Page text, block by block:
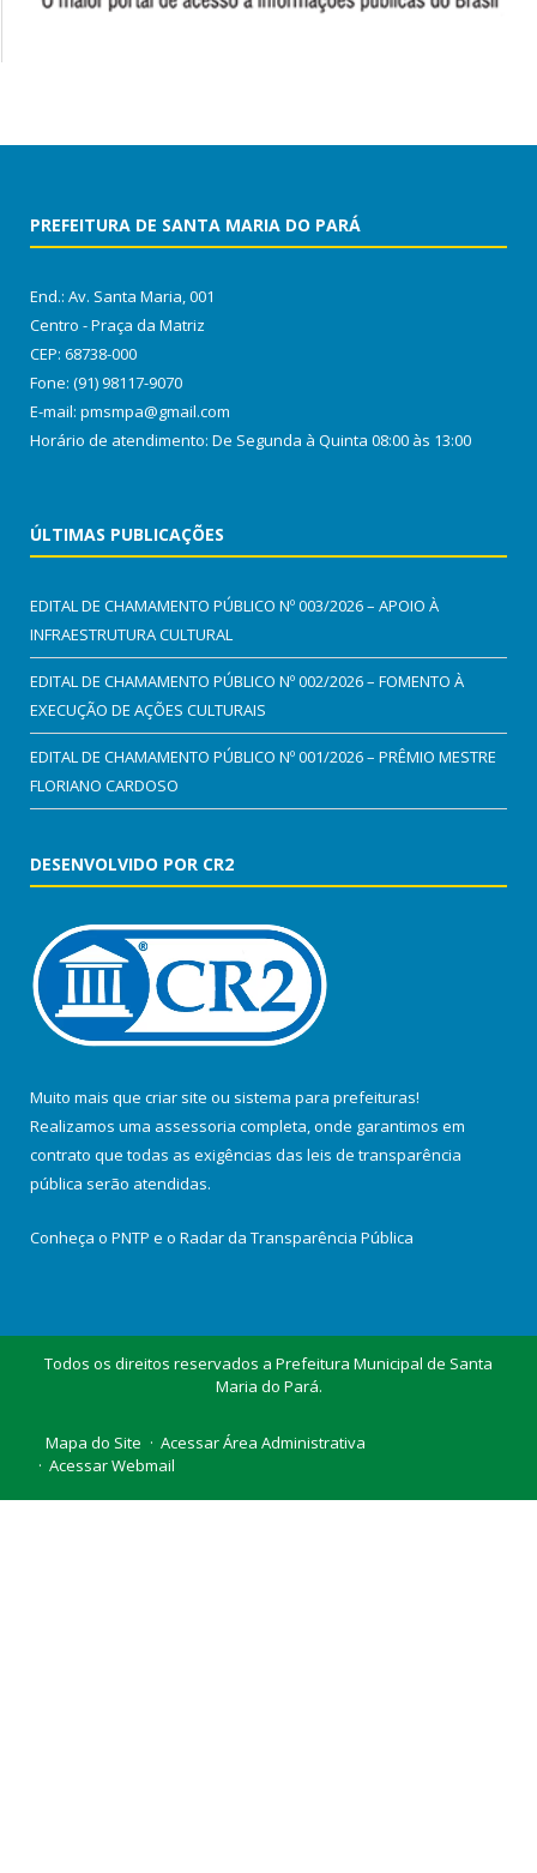
PREFEITURA DE SANTA MARIA DO PARÁ
End.: Av. Santa Maria, 001
Centro - Praça da Matriz
CEP: 68738-000
Fone: (91) 98117-9070
E-mail: pmsmpa@gmail.com
Horário de atendimento: De Segunda à Quinta 08:00 às 13:00
ÚLTIMAS PUBLICAÇÕES
EDITAL DE CHAMAMENTO PÚBLICO Nº 003/2026 – APOIO À
INFRAESTRUTURA CULTURAL
EDITAL DE CHAMAMENTO PÚBLICO Nº 002/2026 – FOMENTO À
EXECUÇÃO DE AÇÕES CULTURAIS
EDITAL DE CHAMAMENTO PÚBLICO Nº 001/2026 – PRÊMIO MESTRE
FLORIANO CARDOSO
DESENVOLVIDO POR CR2
Muito mais que criar site ou sistema para prefeituras!
Realizamos uma assessoria completa, onde garantimos em
contrato que todas as exigências das leis de transparência
pública serão atendidas.
Conheça o PNTP e o Radar da Transparência Pública
Todos os direitos reservados a Prefeitura Municipal de Santa
Maria do Pará.
Mapa do Site
Acessar Área Administrativa
Acessar Webmail